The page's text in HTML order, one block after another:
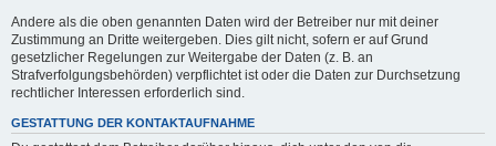
Andere als die oben genannten Daten wird der Betreiber nur mit deiner
Zustimmung an Dritte weitergeben. Dies gilt nicht, sofern er auf Grund
gesetzlicher Regelungen zur Weitergabe der Daten (z. B. an
Strafverfolgungsbehörden) verpflichtet ist oder die Daten zur Durchsetzung
rechtlicher Interessen erforderlich sind.
GESTATTUNG DER KONTAKTAUFNAHME